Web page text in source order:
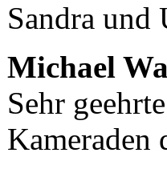
Sandra und
Michael
Sehr
Kameraden